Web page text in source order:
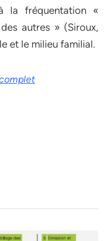
la fréquentation «
autres » (Siroux,
et le milieu familial.